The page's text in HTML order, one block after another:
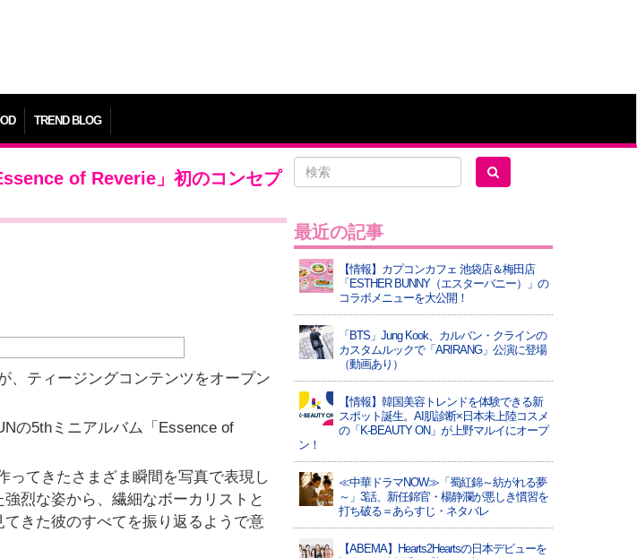
TREND BLOG
of Reverie」初のコンセプ
、ティージングコンテンツをオープン
の5thミニアルバム「Essence of
ってきたさまざま瞬間を写真で表現し
烈な姿から、繊細なボーカリストと
きた彼のすべてを振り返るようで意
最近の記事
【情報】カプコンカフェ 池袋店＆梅田店
「ESTHER BUNNY（エスターバニー）」の
コラボメニューを大公開！
「BTS」Jung Kook、カルバン・クラインの
カスタムルックで「ARIRANG」公演に登場
（動画あり）
【情報】韓国美容トレンドを体験できる新
スポット誕生。AI肌診断×日本未上陸コスメ
の「K-BEAUTY ON」が上野マルイにオープ
ン！
≪中華ドラマNOW≫「蜀紅錦～紡がれる夢
～」3話、新任錦官・楊静瀾が悪しき慣習を
打ち破る＝あらすじ・ネタバレ
【ABEMA】Hearts2Heartsの日本デビューを